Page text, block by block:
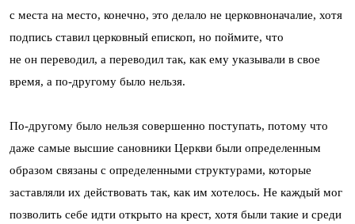
с места на место, конечно, это делало не церковноначалие, хотя
подпись ставил церковный епископ, но поймите, что
не он переводил, а переводил так, как ему указывали в свое
время, а по-другому было нельзя.
По-другому было нельзя совершенно поступать, потому что
даже самые высшие сановники Церкви были определенным
образом связаны с определенными структурами, которые
заставляли их действовать так, как им хотелось. Не каждый мог
позволить себе идти открыто на крест, хотя были такие и среди